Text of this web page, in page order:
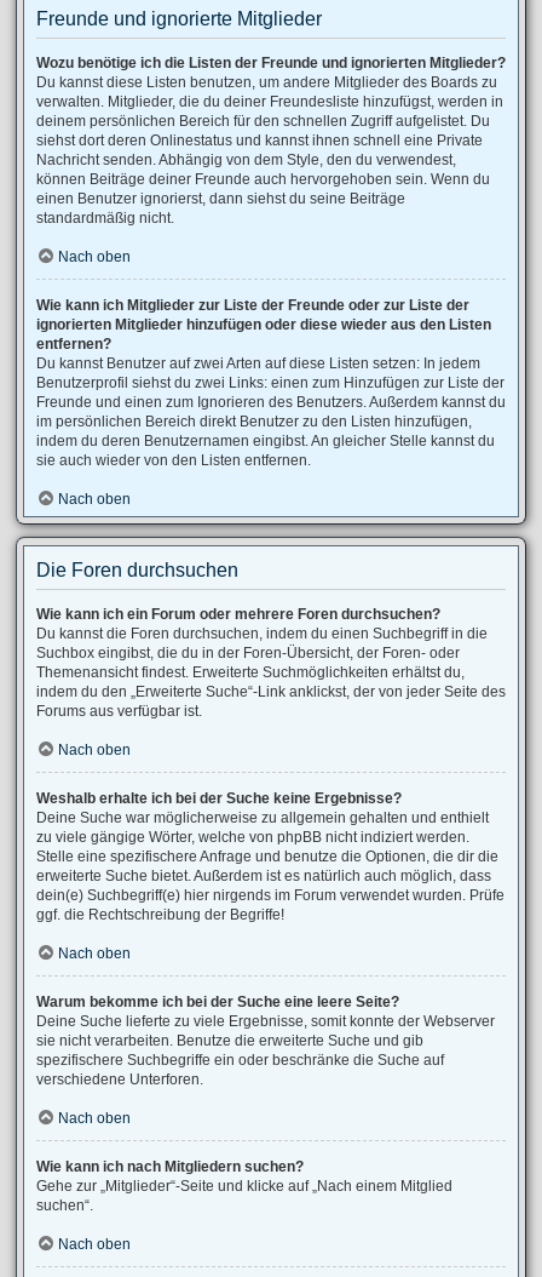
Freunde und ignorierte Mitglieder
Wozu benötige ich die Listen der Freunde und ignorierten Mitglieder?
Du kannst diese Listen benutzen, um andere Mitglieder des Boards zu
verwalten. Mitglieder, die du deiner Freundesliste hinzufügst, werden in
deinem persönlichen Bereich für den schnellen Zugriff aufgelistet. Du
siehst dort deren Onlinestatus und kannst ihnen schnell eine Private
Nachricht senden. Abhängig von dem Style, den du verwendest,
können Beiträge deiner Freunde auch hervorgehoben sein. Wenn du
einen Benutzer ignorierst, dann siehst du seine Beiträge
standardmäßig nicht.
Nach oben
Wie kann ich Mitglieder zur Liste der Freunde oder zur Liste der
ignorierten Mitglieder hinzufügen oder diese wieder aus den Listen
entfernen?
Du kannst Benutzer auf zwei Arten auf diese Listen setzen: In jedem
Benutzerprofil siehst du zwei Links: einen zum Hinzufügen zur Liste der
Freunde und einen zum Ignorieren des Benutzers. Außerdem kannst du
im persönlichen Bereich direkt Benutzer zu den Listen hinzufügen,
indem du deren Benutzernamen eingibst. An gleicher Stelle kannst du
sie auch wieder von den Listen entfernen.
Nach oben
Die Foren durchsuchen
Wie kann ich ein Forum oder mehrere Foren durchsuchen?
Du kannst die Foren durchsuchen, indem du einen Suchbegriff in die
Suchbox eingibst, die du in der Foren-Übersicht, der Foren- oder
Themenansicht findest. Erweiterte Suchmöglichkeiten erhältst du,
indem du den „Erweiterte Suche“-Link anklickst, der von jeder Seite des
Forums aus verfügbar ist.
Nach oben
Weshalb erhalte ich bei der Suche keine Ergebnisse?
Deine Suche war möglicherweise zu allgemein gehalten und enthielt
zu viele gängige Wörter, welche von phpBB nicht indiziert werden.
Stelle eine spezifischere Anfrage und benutze die Optionen, die dir die
erweiterte Suche bietet. Außerdem ist es natürlich auch möglich, dass
dein(e) Suchbegriff(e) hier nirgends im Forum verwendet wurden. Prüfe
ggf. die Rechtschreibung der Begriffe!
Nach oben
Warum bekomme ich bei der Suche eine leere Seite?
Deine Suche lieferte zu viele Ergebnisse, somit konnte der Webserver
sie nicht verarbeiten. Benutze die erweiterte Suche und gib
spezifischere Suchbegriffe ein oder beschränke die Suche auf
verschiedene Unterforen.
Nach oben
Wie kann ich nach Mitgliedern suchen?
Gehe zur „Mitglieder“-Seite und klicke auf „Nach einem Mitglied
suchen“.
Nach oben